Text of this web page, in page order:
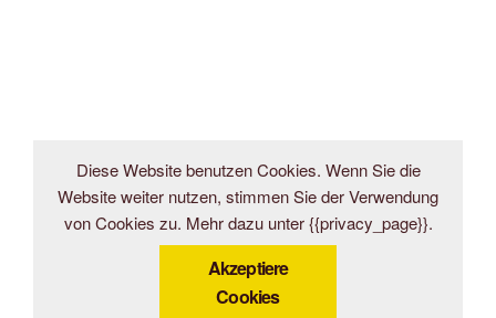
Diese Website benutzen Cookies. Wenn Sie die
Website weiter nutzen, stimmen Sie der Verwendung
von Cookies zu. Mehr dazu unter {{privacy_page}}.
Akzeptiere
Cookies